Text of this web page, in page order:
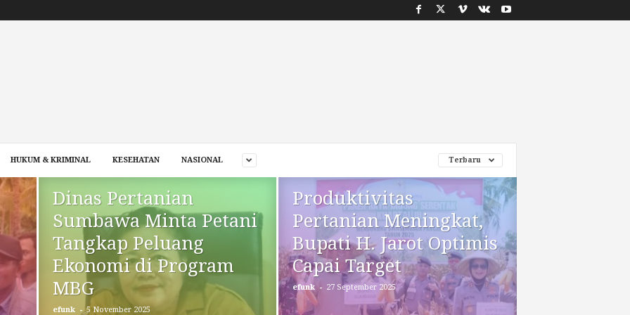
HUKUM & KRIMINAL KESEHATAN NASIONAL Terbaru
Dinas Pertanian
Sumbawa Minta Petani
Tangkap Peluang
Ekonomi di Program
MBG
efunk - 5 November 2025
Produktivitas
Pertanian Meningkat,
Bupati H. Jarot Optimis
Capai Target
efunk - 27 September 2025